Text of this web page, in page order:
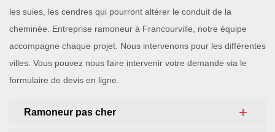
les suies, les cendres qui pourront altérer le conduit de la
cheminée. Entreprise ramoneur à Francourville, notre équipe
accompagne chaque projet. Nous intervenons pour les différentes
villes. Vous pouvez nous faire intervenir votre demande via le
formulaire de devis en ligne.
Ramoneur pas cher